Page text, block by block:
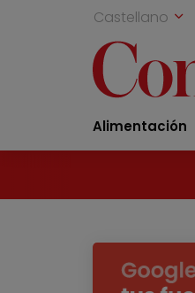
Castellano
Alimentación